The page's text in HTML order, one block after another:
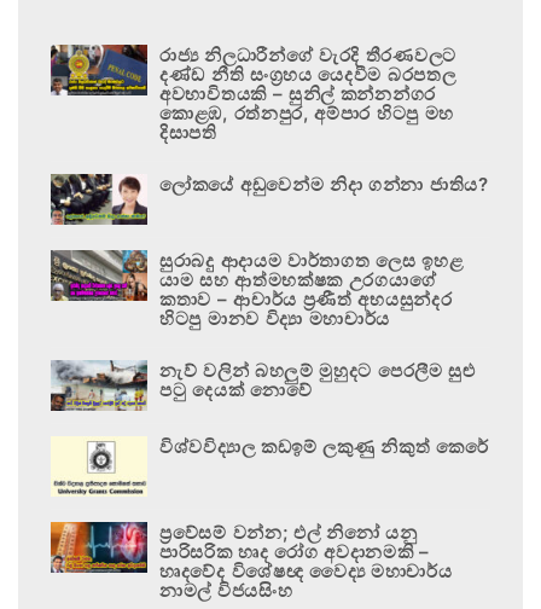
රාජ්‍ය නිලධාරීන්ගේ වැරදි තීරණවලට
දණ්ඩ නීති සංග්‍රහය යෙදවීම බරපතල
අවභාවිතයකි – සුනිල් කන්නන්ගර
කොළඹ, රත්නපුර, අම්පාර හිටපු මහ
දිසාපති
ලෝකයේ අඩුවෙන්ම නිදා ගන්නා ජාතිය?
සුරාබදු ආදායම වාර්තාගත ලෙස ඉහළ
යාම සහ ආත්මභක්ෂක උරගයාගේ
කතාව – ආචාර්ය ප්‍රණීත් අභයසුන්දර
හිටපු මානව විද්‍යා මහාචාර්ය
නැව් වලින් බහලුම් මුහුදට පෙරලීම සුළු
පටු දෙයක් නොවේ
විශ්වවිද්‍යාල කඩඉම් ලකුණු නිකුත් කෙරේ
ප්‍රවේසම් වන්න; එල් නිනෝ යනු
පාරිසරික හෘද රෝග අවදානමකි –
හෘදවේද විශේෂඥ වෛද්‍ය මහාචාර්ය
නාමල් විජයසිංහ